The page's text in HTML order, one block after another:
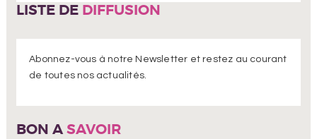
LISTE DE DIFFUSION
Abonnez-vous à notre Newsletter et restez au courant
de toutes nos actualités.
BON A SAVOIR